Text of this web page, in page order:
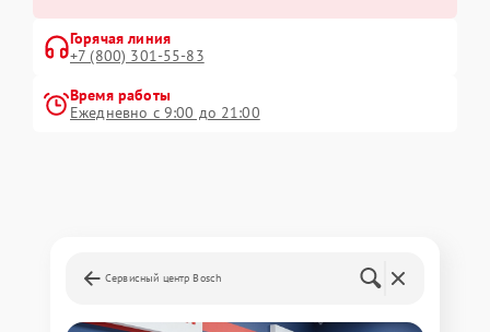
Горячая линия
+7 (800) 301-55-83
Время работы
Ежедневно с 9:00 до 21:00
Сервисный центр Bosch